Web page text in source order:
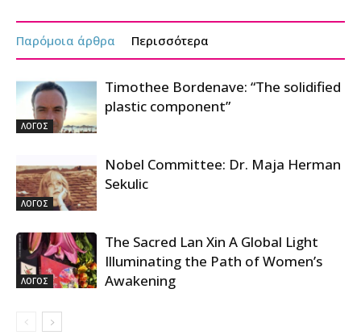
Παρόμοια άρθρα Περισσότερα
ΛΟΓΟΣ
Timothee Bordenave: “The solidified
plastic component”
ΛΟΓΟΣ
Nobel Committee: Dr. Maja Herman
Sekulic
ΛΟΓΟΣ
The Sacred Lan Xin A Global Light
Illuminating the Path of Women’s
Awakening